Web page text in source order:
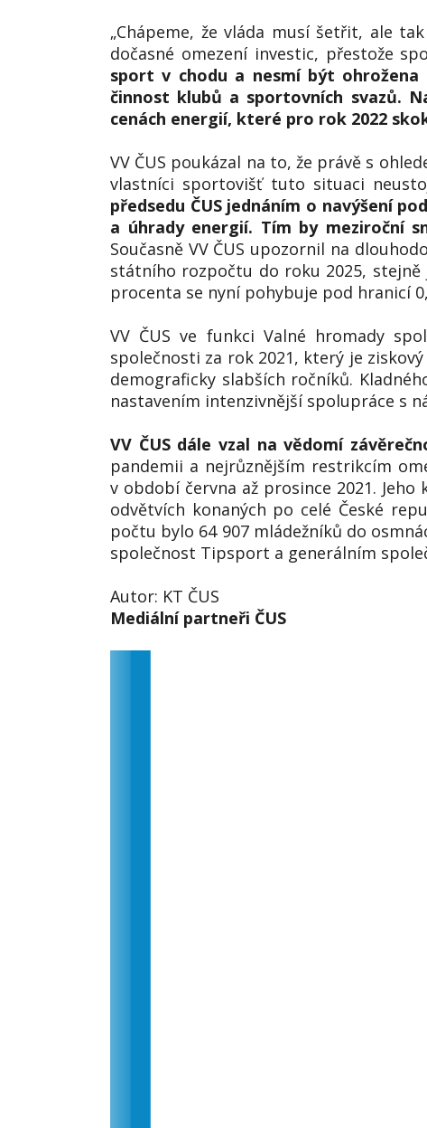
„Chápeme, že vláda musí šetřit, ale
dočasné omezení investic, přestože
sport v chodu a nesmí být
činnost klubů a sportovních svazů.
cenách energií, které pro rok 2022
VV ČUS poukázal na to, že právě s
vlastníci sportovišť tuto situaci
předsedu ČUS jednáním o navýšení
a úhrady energií. Tím by meziroční
Současně VV ČUS upozornil na
státního rozpočtu do roku 2025,
procenta se nyní pohybuje pod hranicí
VV ČUS ve funkci Valné hromady
společnosti za rok 2021, který je
demograficky slabších ročníků.
nastavením intenzivnější spolupráce s
VV ČUS dále vzal na vědomí
pandemii a nejrůznějším restrikcím
v období června až prosince 2021.
odvětvích konaných po celé České
počtu bylo 64 907 mládežníků do
společnost Tipsport a generálním
Autor: KT ČUS
Mediální partneři ČUS